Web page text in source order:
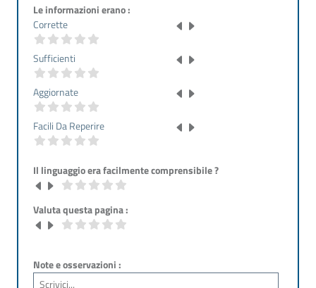
Le informazioni erano :
Corrette
Sufficienti
Aggiornate
Facili Da Reperire
Il linguaggio era facilmente comprensibile ?
Valuta questa pagina :
Note e osservazioni :